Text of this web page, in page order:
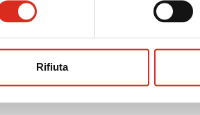
Rifiuta
demo dove è possibile